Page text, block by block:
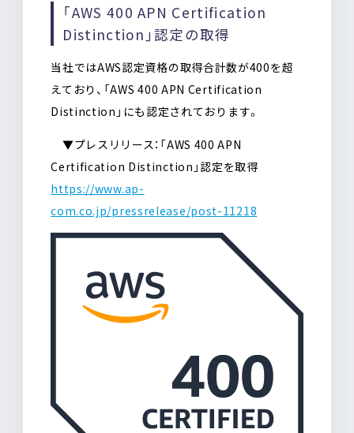
「AWS 400 APN Certification
Distinction」認定の取得
当社ではAWS認定資格の取得合計数が400を超
えており、「AWS 400 APN Certification
Distinction」にも認定されております。
▼プレスリリース：「AWS 400 APN
Certification Distinction」認定を取得
https://www.ap-
com.co.jp/pressrelease/post-11218